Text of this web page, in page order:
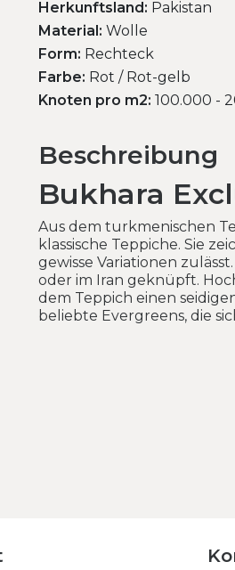
Herkunftsland: Pakistan
Material: Wolle
Form: Rechteck
Farbe: Rot / Rot-gelb
Knoten pro m2: 100.000 -
Beschreibung
Bukhara
Aus dem turkmenischen
klassische Teppiche. Sie
gewisse Variationen
oder im Iran geknüpft.
dem Teppich einen
beliebte Evergreens, die